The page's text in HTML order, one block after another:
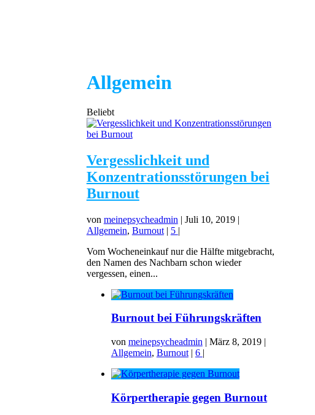
Allgemein
Beliebt
Vergesslichkeit und
Konzentrationsstörungen bei
Burnout
von meinepsycheadmin | Juli 10, 2019|
Allgemein, Burnout| 5 |
Vom Wocheneinkauf nur die Hälfte mitgebracht,
den Namen des Nachbarn schon wieder
vergessen, einen...
Burnout bei Führungskräften
von meinepsycheadmin | März 8, 2019|
Allgemein, Burnout| 6 |
Körpertherapie gegen Burnout